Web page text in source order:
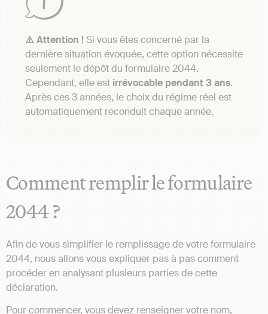
⚠️ Attention ! Si vous êtes concerné par la
dernière situation évoquée, cette option nécessite
seulement le dépôt du formulaire 2044.
Cependant, elle est irrévocable pendant 3 ans.
Après ces 3 années, le choix du régime réel est
automatiquement reconduit chaque année.
Comment remplir le formulaire
2044 ?
Afin de vous simplifier le remplissage de votre formulaire
2044, nous allons vous expliquer pas à pas comment
procéder en analysant plusieurs parties de cette
déclaration.
Pour commencer, vous devez renseigner votre nom,